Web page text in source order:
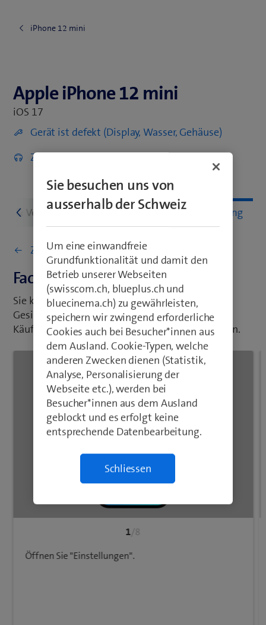
iPhone 12 mini
Apple iPhone 12 mini
Apple iPhone 12 mini
iOS 17
Gerät ist defekt (Display, Wasser, Gehäuse)
Zubehör entdecken
& Verbindungen Einstellungen & Nutzung
Zurück zu Einstellungen & Nutzung
Face-ID nutzen
Sie können Ihr Handy so einstellen, dass Sie die
Gesichtserkennung als Code-Sperre oder für Ihre
Käufe bei iTunes und im App Store nutzen können.
1 /8
Öffnen Sie "Einstellungen".
Sie besuchen uns von
ausserhalb der Schweiz
Um eine einwandfreie
Grundfunktionalität und damit den
Betrieb unserer Webseiten
(swisscom.ch, blueplus.ch und
bluecinema.ch) zu gewährleisten,
speichern wir zwingend erforderliche
Cookies auch bei Besucher*innen aus
dem Ausland. Cookie-Typen, welche
anderen Zwecken dienen (Statistik,
Analyse, Personalisierung der
Webseite etc.), werden bei
Besucher*innen aus dem Ausland
geblockt und es erfolgt keine
entsprechende Datenbearbeitung.
Schliessen